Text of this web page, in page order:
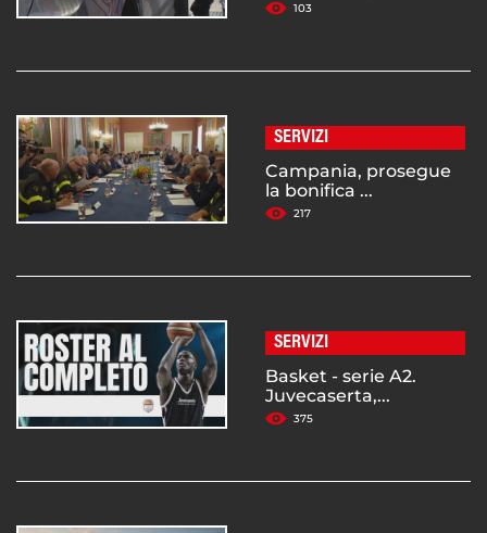
103
SERVIZI
Campania, prosegue
la bonifica ...
217
SERVIZI
Basket - serie A2.
Juvecaserta,...
375